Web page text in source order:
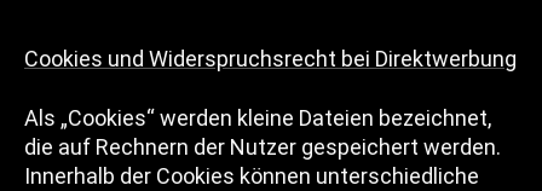
Cookies und Widerspruchsrecht bei Direktwerbung
Als „Cookies“ werden kleine Dateien bezeichnet,
die auf Rechnern der Nutzer gespeichert werden.
Innerhalb der Cookies können unterschiedliche